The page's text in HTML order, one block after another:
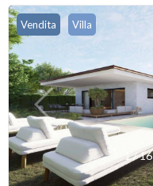
1/16
Vendita Villa